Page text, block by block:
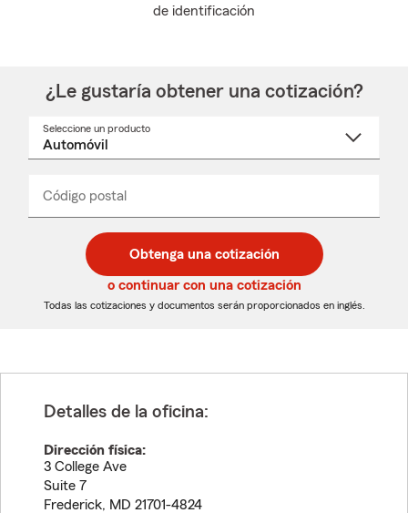
de identificación
¿Le gustaría obtener una cotización?
Seleccione un producto
desplegable
Código postal
de
5
dígitos
de
5
dígitos
_____
Obtenga una cotización
o continuar con una cotización
Todas las cotizaciones y documentos serán proporcionados en inglés.
Detalles de la oficina:
Dirección física:
3 College Ave
Suite 7
Frederick, MD 21701-4824